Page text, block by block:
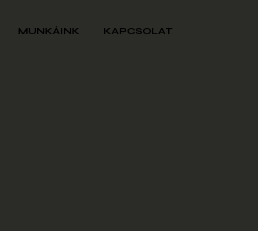
MUNKÁINK KAPCSOLAT